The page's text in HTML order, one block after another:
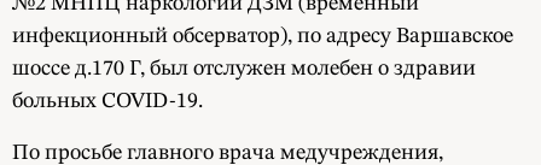
инфекционный обсерватор), по адресу Варшавское
шоссе д.170 Г, был отслужен молебен о здравии
больных COVID-19.
По просьбе главного врача медучреждения,